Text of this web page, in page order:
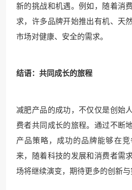
新的挑战和机遇。例如，随着消
求，许多品牌开始推出有机、天
市场对健康、安全的需求。
结语：共同成长的旅程
减肥产品的成功，不仅仅是创始
费者共同成长的旅程。通过不断
产品策略，成功的品牌能够在
来，随着科技的发展和消费者需
场将继续演变，期待更多的创新与